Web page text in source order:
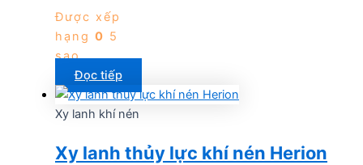
Được xếp
hạng 0 5
sao
Đọc tiếp
Xy lanh khí nén
Xy lanh thủy lực khí nén Herion